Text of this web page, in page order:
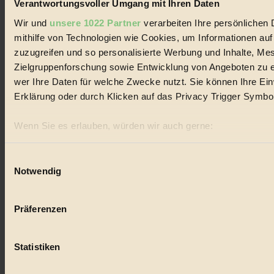
Verantwortungsvoller Umgang mit Ihren Daten
Wir und unsere 1022 Partner verarbeiten Ihre persönlichen
mithilfe von Technologien wie Cookies, um Informationen
zuzugreifen und so personalisierte Werbung und Inhalte,
Zielgruppenforschung sowie Entwicklung von Angeboten zu
wer Ihre Daten für welche Zwecke nutzt. Sie können Ihre
Erklärung oder durch Klicken auf das Privacy Trigger
Wenn Sie es erlauben, würden wir auch gerne:
Informationen über Ihre geografische Lage erfassen,
Ihr Gerät durch aktives Scannen nach bestimmten
Präferenzen im
biorama.eu
Notwendig
Präferenzen
Statistiken
Essen